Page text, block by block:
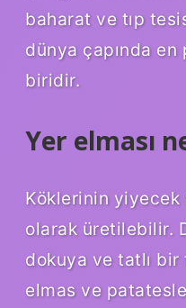
baharat ve tıp
dünya çapında
biridir.
Yer elması
Köklerinin yiyecek
olarak üretilebilir.
dokuya ve tatlı
elmas ve